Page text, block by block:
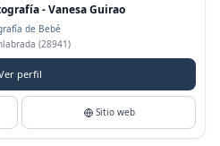
- Vanesa Guirao
de Bebé
(28941)
perfil
Sitio web